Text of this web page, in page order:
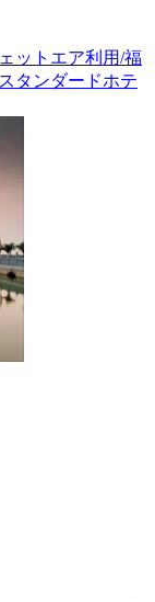
ットエア利用/福
タンダードホテ